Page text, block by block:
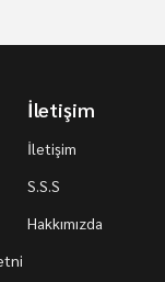
İletişim
İletişim
S.S.S
Hakkımızda